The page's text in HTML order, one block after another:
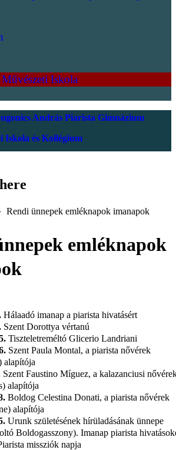
Iskola
András Piarista Gimnázium
Iskola és Kollégium
Rendi ünnepek emléknapok imanapok
emléknapok
Hálaadó imanap a piarista hivatásért
Szent Dorottya vértanú
Tiszteletreméltó Glicerio Landriani
Szent Paula Montal, a piarista nővérek
alapítója
Szent Faustino Míguez, a kalazanciusi
alapítója
Boldog Celestina Donati, a piarista nővérek
alapítója
Urunk születésének hírüladásának ünnepe
Boldogasszony). Imanap piarista
missziók napja